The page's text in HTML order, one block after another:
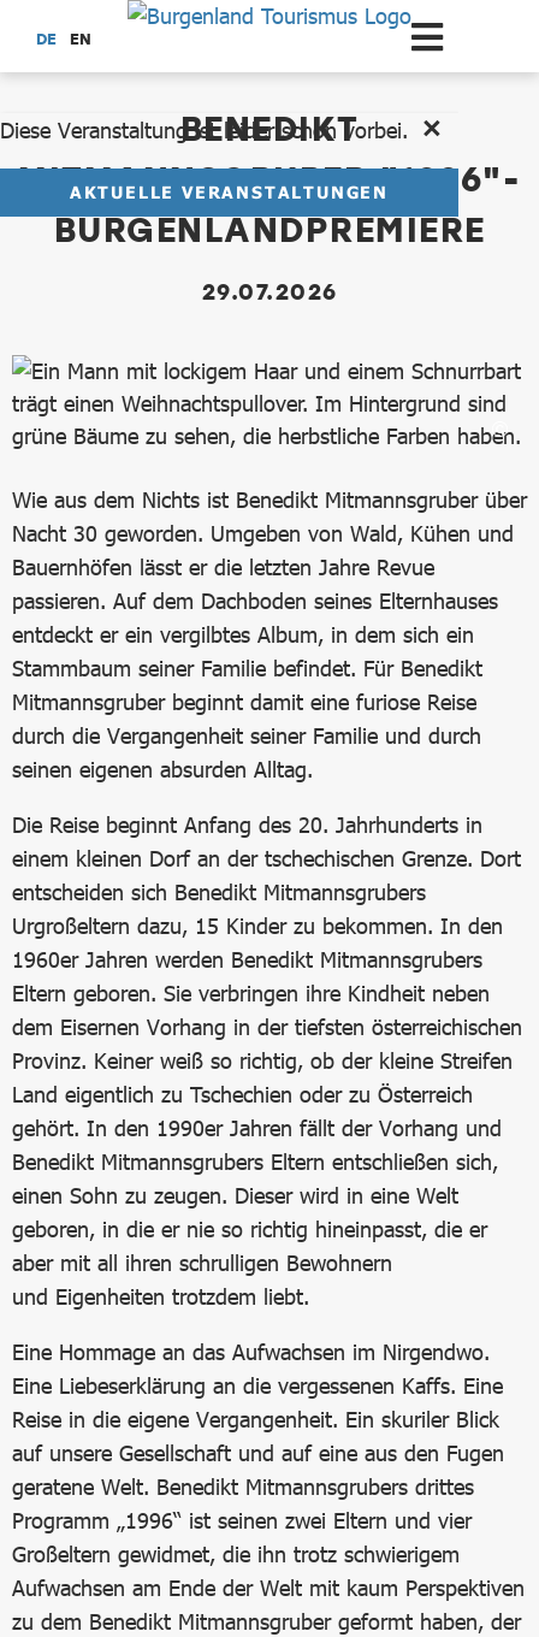
Zum Hauptinhalt springen
DE EN
Diese Veranstaltung ist leider schon vorbei.
AKTUELLE VERANSTALTUNGEN
BENEDIKT
MITMANNSGRUBER "1996"-
BURGENLANDPREMIERE
29.07.2026
Wie aus dem Nichts ist Benedikt Mitmannsgruber über
Nacht 30 geworden. Umgeben von Wald, Kühen und
Bauernhöfen lässt er die letzten Jahre Revue
passieren. Auf dem Dachboden seines Elternhauses
entdeckt er ein vergilbtes Album, in dem sich ein
Stammbaum seiner Familie befindet. Für Benedikt
Mitmannsgruber beginnt damit eine furiose Reise
durch die Vergangenheit seiner Familie und durch
seinen eigenen absurden Alltag.
Die Reise beginnt Anfang des 20. Jahrhunderts in
einem kleinen Dorf an der tschechischen Grenze. Dort
entscheiden sich Benedikt Mitmannsgrubers
Urgroßeltern dazu, 15 Kinder zu bekommen. In den
1960er Jahren werden Benedikt Mitmannsgrubers
Eltern geboren. Sie verbringen ihre Kindheit neben
dem Eisernen Vorhang in der tiefsten österreichischen
Provinz. Keiner weiß so richtig, ob der kleine Streifen
Land eigentlich zu Tschechien oder zu Österreich
gehört. In den 1990er Jahren fällt der Vorhang und
Benedikt Mitmannsgrubers Eltern entschließen sich,
einen Sohn zu zeugen. Dieser wird in eine Welt
geboren, in die er nie so richtig hineinpasst, die er
aber mit all ihren schrulligen Bewohnern
und Eigenheiten trotzdem liebt.
Eine Hommage an das Aufwachsen im Nirgendwo.
Eine Liebeserklärung an die vergessenen Kaffs. Eine
Reise in die eigene Vergangenheit. Ein skuriler Blick
auf unsere Gesellschaft und auf eine aus den Fugen
geratene Welt. Benedikt Mitmannsgrubers drittes
Programm „1996“ ist seinen zwei Eltern und vier
Großeltern gewidmet, die ihn trotz schwierigem
Aufwachsen am Ende der Welt mit kaum Perspektiven
zu dem Benedikt Mitmannsgruber geformt haben, der